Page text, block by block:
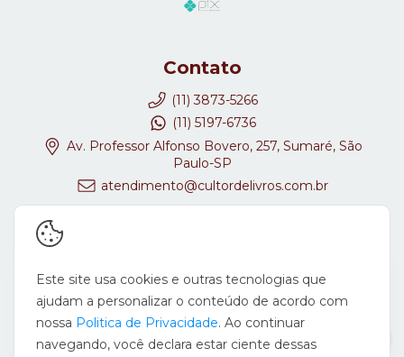
Contato
(11) 3873-5266
(11) 5197-6736
Av. Professor Alfonso Bovero, 257, Sumaré, São
Paulo-SP
atendimento@cultordelivros.com.br
Este site usa cookies e outras tecnologias que
ajudam a personalizar o conteúdo de acordo com
nossa Politica de Privacidade. Ao continuar
navegando, você declara estar ciente dessas